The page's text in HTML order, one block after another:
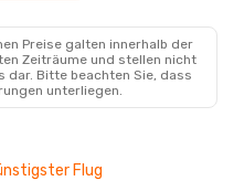
Preise galten innerhalb der
Zeiträume und stellen nicht
dar. Bitte beachten Sie, dass
unterliegen.
Flug